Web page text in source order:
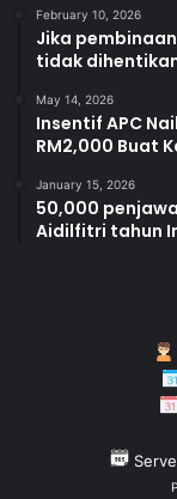
February 10, 2026
Jika
tidak
May 14, 2026
Insentif APC
RM2,000 Buat
January 15, 2026
50,000
Aidilfitri tahun